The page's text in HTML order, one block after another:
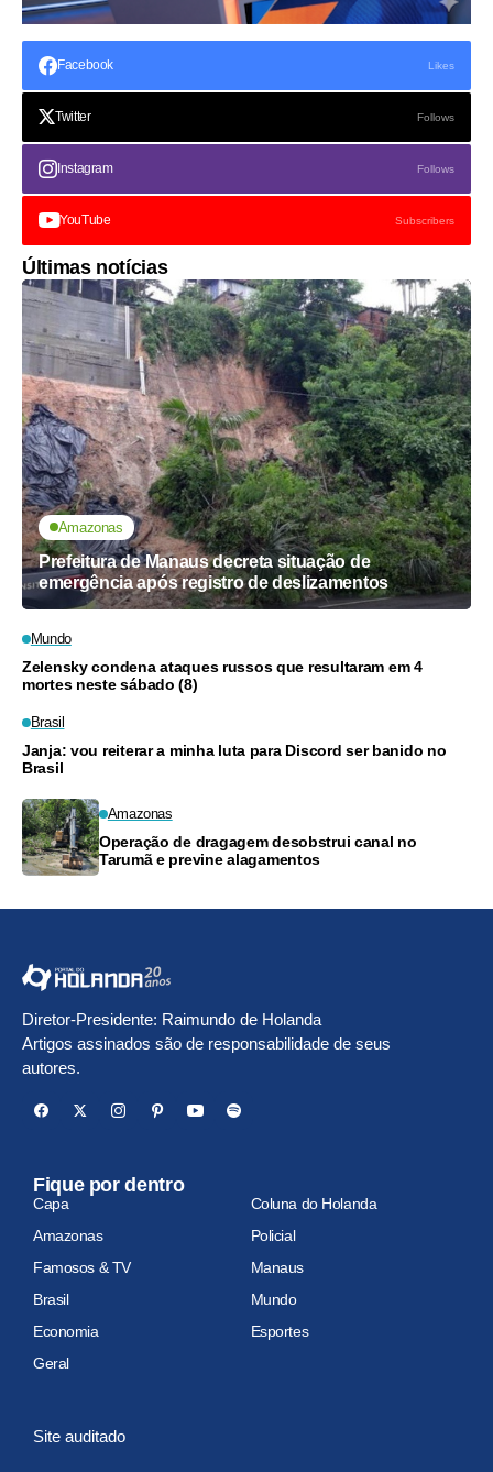
Facebook Likes
Twitter Follows
Instagram Follows
YouTube Subscribers
Últimas notícias
Amazonas
Prefeitura de Manaus decreta situação de
emergência após registro de deslizamentos
Mundo
Zelensky condena ataques russos que resultaram em 4
mortes neste sábado (8)
Brasil
Janja: vou reiterar a minha luta para Discord ser banido no
Brasil
Amazonas
Operação de dragagem desobstrui canal no
Tarumã e previne alagamentos
Diretor-Presidente: Raimundo de Holanda
Artigos assinados são de responsabilidade de seus
autores.
Fique por dentro
Capa
Coluna do Holanda
Amazonas
Policial
Famosos & TV
Manaus
Brasil
Mundo
Economia
Esportes
Geral
Site auditado